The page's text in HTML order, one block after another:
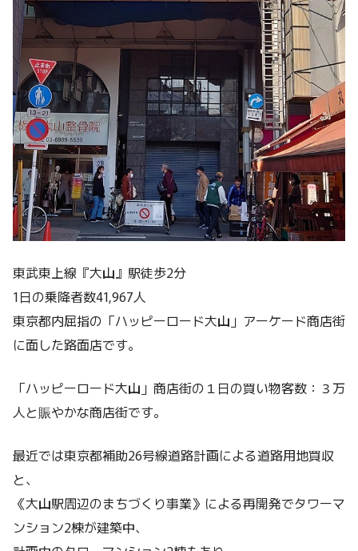
東武東上線『大山』駅徒歩2分
1日の乗降者数41,967人
東京都内屈指の「ハッピーロード大山」アーケード商店街
に面した路面店です。
「ハッピーロード大山」商店街の１日の買い物客数：３万
人と賑やかな商店街です。
最近では東京都補助26号線道路計画による道路用地買収
と、
《大山駅周辺のまちづくり事業》による再開発でタワーマ
ンション2棟が建築中、